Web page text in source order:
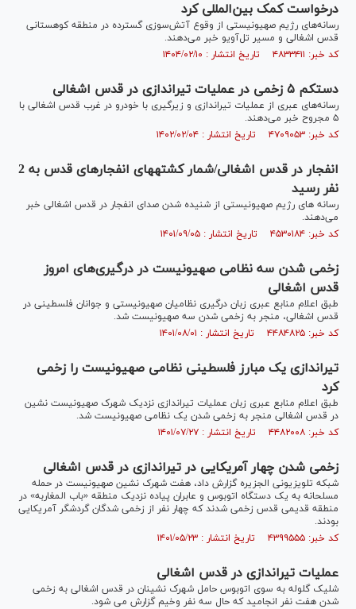
درخواست کمک بین‌المللی کرد
رسانه‌های رژیم صهیونیستی از وقوع آتش‌سوزی گسترده در منطقه کوهستانی
قدس اشغالی و مسیر تل‌آویو خبر می‌دهند.
کد خبر: ۴۸۳۳۴۱۱ تاریخ انتشار : ۱۴۰۴/۰۲/۱۰
دستکم ۵ زخمی در عملیات تیراندازی در قدس اشغالی
رسانه‌های عبری از عملیات تیراندازی و زیرگیری با خودرو در غرب قدس اشغالی با
۵ مجروح خبر می‌دهند.
کد خبر: ۴۷۰۹۰۵۳ تاریخ انتشار : ۱۴۰۲/۰۲/۰۴
انفجار در قدس اشغالی/شمار کشته‎های انفجارهای قدس به 2
نفر رسید
رسانه های رژیم صهیونیستی از شنیده شدن صدای انفجار در قدس اشغالی خبر
می‌دهند.
کد خبر: ۴۵۳۰۱۸۴ تاریخ انتشار : ۱۴۰۱/۰۹/۰۵
زخمی شدن سه نظامی صهیونیست در درگیری‌های امروز
قدس اشغالی
طبق اعلام منابع عبری زبان درگیری نظامیان صهیونیستی و جوانان فلسطینی در
قدس اشغالی، منجر به زخمی شدن سه صهیونیست شد.
کد خبر: ۴۴۸۴۸۲۵ تاریخ انتشار : ۱۴۰۱/۰۸/۰۱
تیراندازی یک مبارز فلسطینی نظامی صهیونیست را زخمی
کرد
طبق اعلام منابع عبری زبان عملیات تیراندازی نزدیک شهرک صهیونیست ‌نشین
در قدس اشغالی منجر به زخمی شدن یک نظامی صهیونیست شد.
کد خبر: ۴۴۸۲۰۰۸ تاریخ انتشار : ۱۴۰۱/۰۷/۲۷
زخمی شدن چهار آمریکایی در تیراندازی در قدس اشغالی
شبکه تلویزیونی الجزیره گزارش داد‏‎‏، هفت شهرک نشین صهیونیست در حمله
مسلحانه به یک دستگاه اتوبوس و عابران پیاده نزدیک منطقه «باب المغاربه» در
منطقه قدیمی قدس زخمی شدند که چهار نفر از زخمی شدگان گردشگر آمریکایی
بودند.
کد خبر: ۴۳۹۹۵۵۵ تاریخ انتشار : ۱۴۰۱/۰۵/۲۳
عملیات تیراندازی در قدس اشغالی
شلیک گلوله به سوی اتوبوس حامل شهرک نشینان در قدس اشغالی به زخمی
شدن هفت نفر انجامید که حال سه نفر وخیم گزارش می شود.